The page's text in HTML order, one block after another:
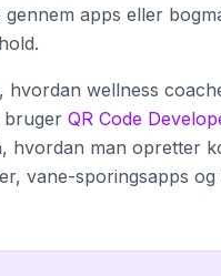
gennem apps eller
hvordan wellness
bruger QR Code
hvordan man opretter
vane-sporingsapps